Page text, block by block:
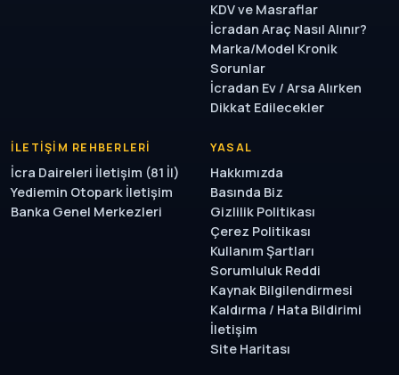
KDV ve Masraflar
İcradan Araç Nasıl Alınır?
Marka/Model Kronik
Sorunlar
İcradan Ev / Arsa Alırken
Dikkat Edilecekler
İLETIŞIM REHBERLERI
İcra Daireleri İletişim (81 İl)
Yediemin Otopark İletişim
Banka Genel Merkezleri
YASAL
Hakkımızda
Basında Biz
Gizlilik Politikası
Çerez Politikası
Kullanım Şartları
Sorumluluk Reddi
Kaynak Bilgilendirmesi
Kaldırma / Hata Bildirimi
İletişim
Site Haritası